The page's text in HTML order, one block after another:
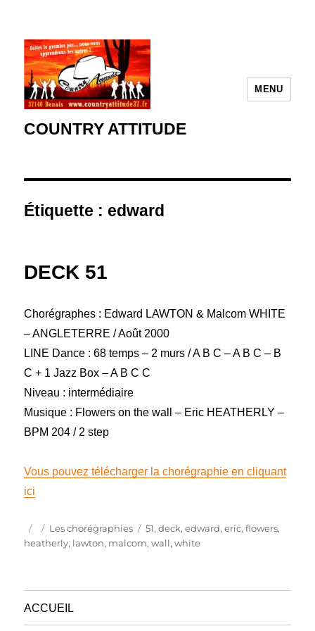
COUNTRY ATTITUDE
MENU
Étiquette : edward
DECK 51
Chorégraphes : Edward LAWTON & Malcom WHITE
– ANGLETERRE / Août 2000
LINE Dance : 68 temps – 2 murs / A B C – A B C – B
C + 1 Jazz Box – A B C C
Niveau : intermédiaire
Musique : Flowers on the wall – Eric HEATHERLY –
BPM 204 / 2 step
Vous pouvez télécharger la chorégraphie en cliquant
ici
Publié
le
Catégories
Les chorégraphies Étiquettes
51,deck,edward,eric,flowers,
heatherly, lawton, malcom,wall,white
ACCUEIL